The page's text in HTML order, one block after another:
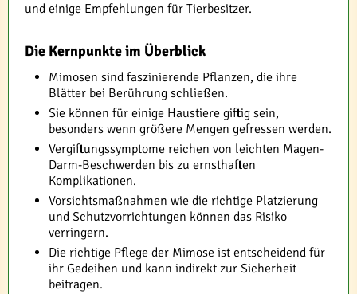
und einige Empfehlungen für Tierbesitzer.
Die Kernpunkte im Überblick
Mimosen sind faszinierende Pflanzen, die ihre
Blätter bei Berührung schließen.
Sie können für einige Haustiere giftig sein,
besonders wenn größere Mengen gefressen werden.
Vergiftungssymptome reichen von leichten Magen-
Darm-Beschwerden bis zu ernsthaften
Komplikationen.
Vorsichtsmaßnahmen wie die richtige Platzierung
und Schutzvorrichtungen können das Risiko
verringern.
Die richtige Pflege der Mimose ist entscheidend für
ihr Gedeihen und kann indirekt zur Sicherheit
beitragen.